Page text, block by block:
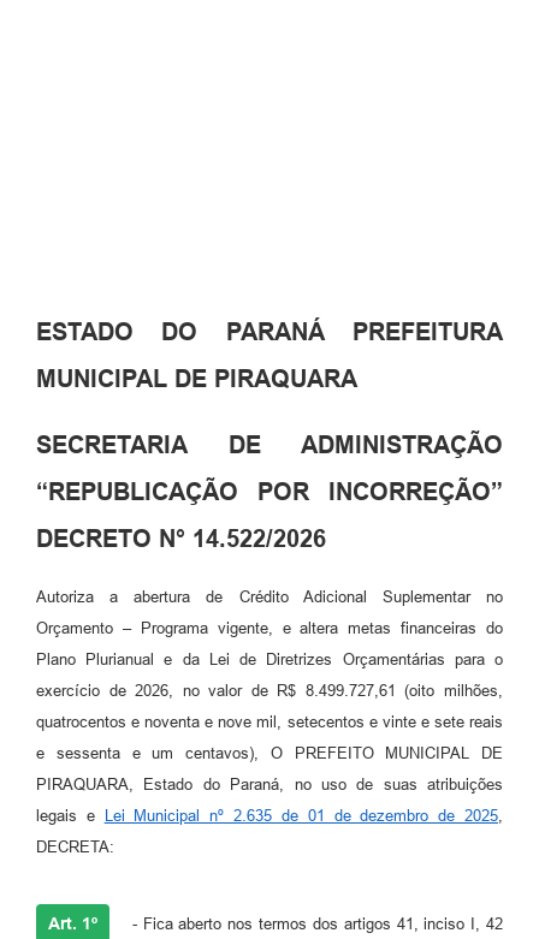
ESTADO DO PARANÁ PREFEITURA
MUNICIPAL DE PIRAQUARA
SECRETARIA DE ADMINISTRAÇÃO
“REPUBLICAÇÃO POR INCORREÇÃO”
DECRETO N° 14.522/2026
Autoriza a abertura de Crédito Adicional Suplementar no
Orçamento – Programa vigente, e altera metas financeiras do
Plano Plurianual e da Lei de Diretrizes Orçamentárias para o
exercício de 2026, no valor de R$ 8.499.727,61 (oito milhões,
quatrocentos e noventa e nove mil, setecentos e vinte e sete reais
e sessenta e um centavos), O PREFEITO MUNICIPAL DE
PIRAQUARA, Estado do Paraná, no uso de suas atribuições
legais e
Lei Municipal nº 2.635 de 01 de dezembro de 2025,
DECRETA:
Art. 1º - Fica aberto nos termos dos artigos 41, inciso I, 42